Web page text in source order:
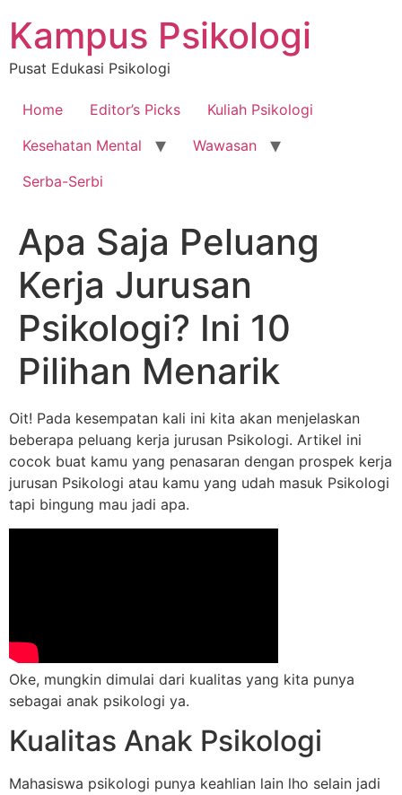
content
Kampus Psikologi
Pusat Edukasi Psikologi
Home Editor’s Picks
Kuliah Psikologi
Kesehatan Mental
Wawasan
Serba-Serbi
Apa Saja Peluang
Kerja Jurusan
Psikologi? Ini 10
Pilihan Menarik
Oit! Pada kesempatan kali ini kita akan menjelaskan
beberapa peluang kerja jurusan Psikologi. Artikel ini
cocok buat kamu yang penasaran dengan prospek kerja
jurusan Psikologi atau kamu yang udah masuk Psikologi
tapi bingung mau jadi apa.
Oke, mungkin dimulai dari kualitas yang kita punya
sebagai anak psikologi ya.
Kualitas Anak Psikologi
Mahasiswa psikologi punya keahlian lain lho selain jadi